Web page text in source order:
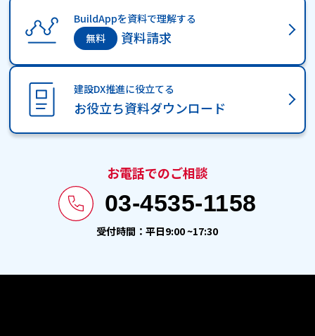
資料請求
BuildAppを資料で理解する
お役立ち資料ダウンロード
建設DX推進に役立てる
お電話でのご相談
03-4535-1158
受付時間：平日9:00 ~17:30